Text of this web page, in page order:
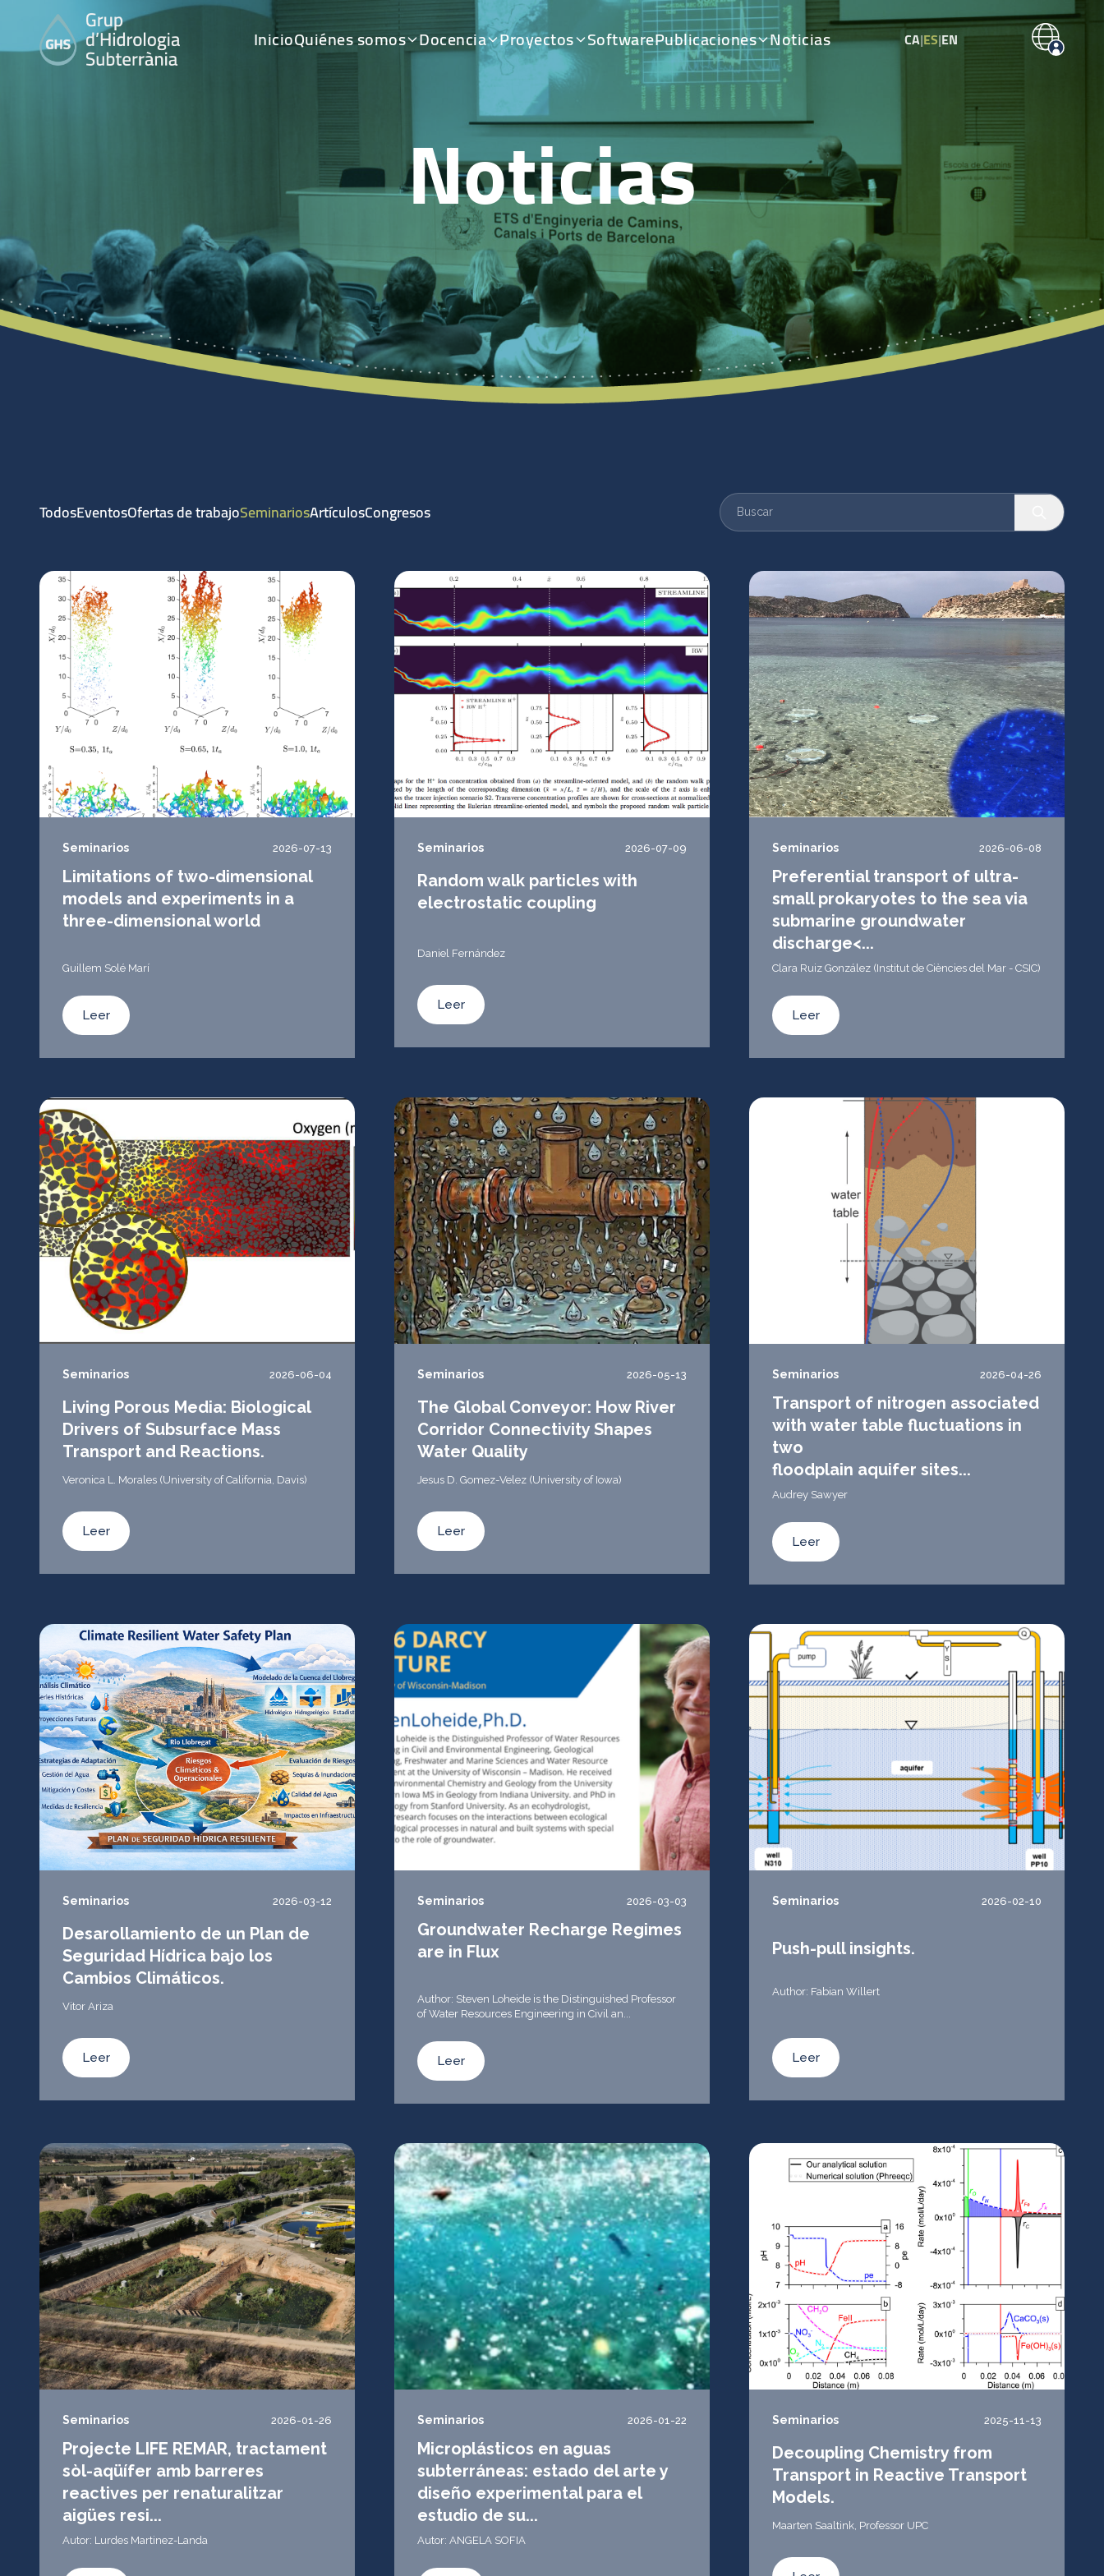
InicioQuiénes somos Docencia Proyectos SoftwarePublicaciones Noticias CA|ES|EN
Noticias
TodosEventosOfertas de trabajoSeminariosArtículosCongresos
Seminarios 2026-07-13
Limitations of two-dimensional
models and experiments in a
three-dimensional world
Guillem Solé Marí
Leer
Seminarios 2026-07-09
Random walk particles with
electrostatic coupling
Daniel Fernández
Leer
Seminarios 2026-06-08
Preferential transport of ultra-
small prokaryotes to the sea via
submarine groundwater
discharge<...
Clara Ruiz González (Institut de Ciències del Mar - CSIC)
Leer
Seminarios 2026-06-04
Living Porous Media: Biological
Drivers of Subsurface Mass
Transport and Reactions.
Veronica L. Morales (University of California, Davis)
Leer
Seminarios 2026-05-13
The Global Conveyor: How River
Corridor Connectivity Shapes
Water Quality
Jesus D. Gomez-Velez (University of Iowa)
Leer
Seminarios 2026-04-26
Transport of nitrogen associated
with water table fluctuations in
two
floodplain aquifer sites...
Audrey Sawyer
Leer
Seminarios 2026-03-12
Desarollamiento de un Plan de
Seguridad Hídrica bajo los
Cambios Climáticos.
Vitor Ariza
Leer
Seminarios 2026-03-03
Groundwater Recharge Regimes
are in Flux
Author: Steven Loheide is the Distinguished Professor
of Water Resources Engineering in Civil an...
Leer
Seminarios 2026-02-10
Push-pull insights.
Author: Fabian Willert
Leer
Seminarios 2026-01-26
Projecte LIFE REMAR, tractament
sòl-aqüífer amb barreres
reactives per renaturalitzar
aigües resi...
Autor: Lurdes Martinez-Landa
Seminarios 2026-01-22
Microplásticos en aguas
subterráneas: estado del arte y
diseño experimental para el
estudio de su...
Autor: ANGELA SOFIA
Seminarios 2025-11-13
Decoupling Chemistry from
Transport in Reactive Transport
Models.
Maarten Saaltink, Professor UPC